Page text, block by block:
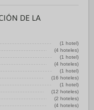
DE LA
(1 hotel)
(4 hoteles)
(1 hotel)
(4 hoteles)
(1 hotel)
(16 hoteles)
(1 hotel)
(12 hoteles)
(2 hoteles)
(4 hoteles)